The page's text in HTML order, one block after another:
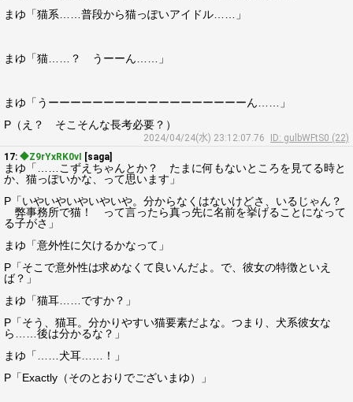
まゆ「猫系……普段から猫っぽいアイドル……」
まゆ「猫……？ うーーん……」
まゆ「うーーーーーーーーーーーーーーーーーーん……」
P（え？ そこそんな長考必要？）
2024/04/24(水) 23:12:07.76
ID: gulbWFtS0 (22)
17: ◆Z9rYxRK0vI [saga]
まゆ「……こずえちゃんとか？ たまに何もないところを見てる時と
か、猫っぽいかな、って思います」
P「いやいやいやいやいや。分からなくはないけどさ、いるじゃん？
弊事務所で猫！ って言ったら真っ先に名前を挙げることになって
る子がさ」
まゆ「意外性に欠けるかなって」
P「そこで意外性は求めなくて良いんだよ。で、彼女の特徴といえ
ば？」
まゆ「猫耳……ですか？」
P「そう、猫耳。分かりやすい猫要素だよな。つまり、犬系彼女な
ら……後は分かるな？」
まゆ「……犬耳……！」
P「Exactly（そのとおりでございまゆ）」